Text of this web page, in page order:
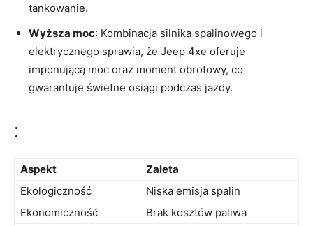
tankowanie.
Wyższa moc: Kombinacja silnika spalinowego i
elektrycznego sprawia, ​że ⁢Jeep 4xe oferuje
imponującą moc ​oraz moment obrotowy, co⁣
gwarantuje świetne osiągi podczas jazdy.
:
Aspekt
Zaleta
Ekologiczność
Niska emisja ‍spalin
Ekonomiczność
Brak kosztów paliwa